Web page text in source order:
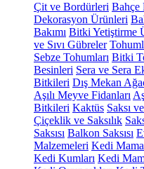
Çit ve Bordürleri Bahçe
Dekorasyon Ürünleri
Bakımı Bitki Yetiştirme
ve Sıvı Gübreler
Sebze Tohumları Bitki
Besinleri Sera ve Sera
Bitkileri Dış Mekan
Aşılı Meyve Fidanları
Bitkileri Kaktüs Saksı
Çiçeklik ve Saksılık
Saksısı Balkon Saksısı
Malzemeleri Kedi
Kedi Kumları Kedi